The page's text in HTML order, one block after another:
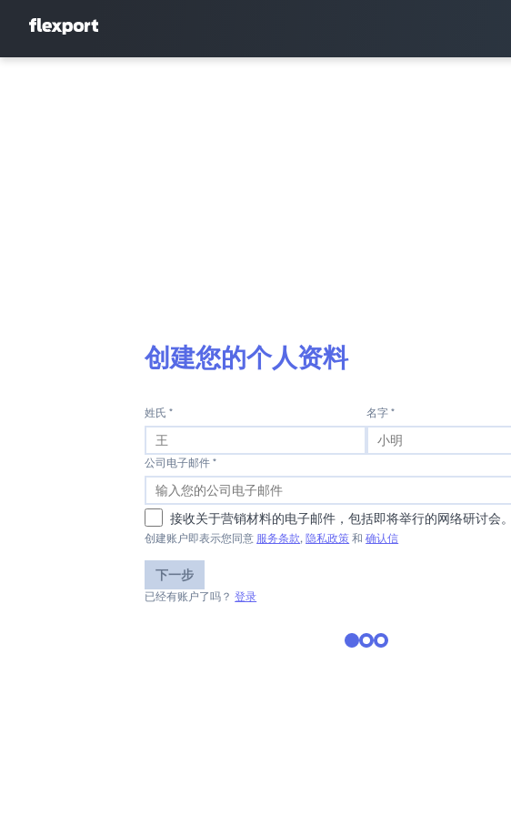
创建您的个人资料
姓氏 * 名字 *
公司电子邮件 *
接收关于营销材料的电子邮件，包括即将举行的网络研讨会。
创建账户即表示您同意 服务条款, 隐私政策 和 确认信
下一步
已经有账户了吗？ 登录